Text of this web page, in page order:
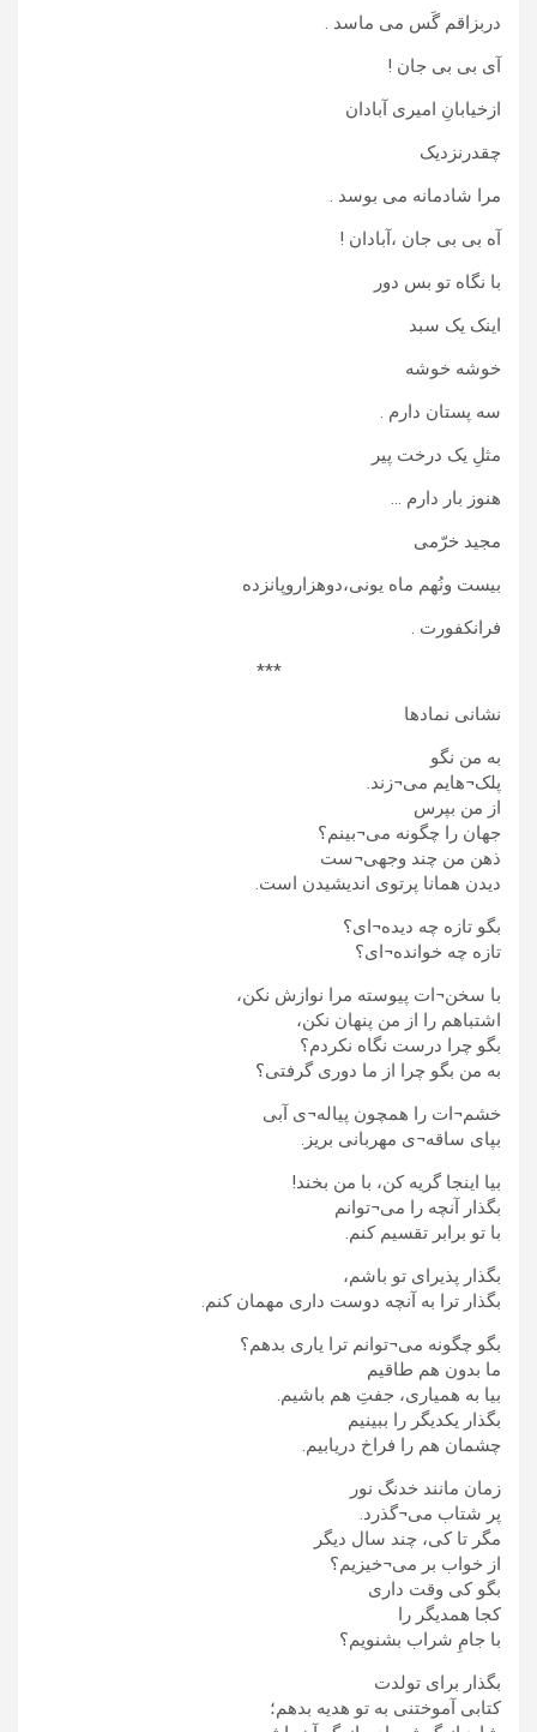
دربزاقم گَس می ماسد .
آی بی بی جان !
ازخیابانِ امیری آبادان
چقدرنزدیک
مرا شادمانه می بوسد .
آه بی بی جان ،آبادان !
با نگاه تو بس دور
اینک یک سبد
خوشه خوشه
سه پستان دارم .
مثلِ یک درخت پیر
هنوز بار دارم …
مجید خرّمی
بیست ونُهم ماه یونی،دوهزاروپانزده
فرانکفورت .
***
نشانی نمادها
به من نگو
پلک¬هایم می¬زند.
از من بپرس
جهان را چگونه می¬بینم؟
ذهن من چند وجهی¬ست
دیدن همانا پرتوی اندیشیدن است.
بگو تازه چه دیده¬ای؟
تازه چه خوانده¬ای؟
با سخن¬ات پیوسته مرا نوازش نکن،
اشتباهم را از من پنهان نکن،
بگو چرا درست نگاه نکردم؟
به من بگو چرا از ما دوری گرفتی؟
خشم¬ات را همچون پیاله¬ی آبی
بپای ساقه¬ی مهربانی بریز.
بیا اینجا گریه کن، با من بخند!
بگذار آنچه را می¬توانم
با تو برابر تقسیم کنم.
بگذار پذیرای تو باشم،
بگذار ترا به آنچه دوست داری مهمان کنم.
بگو چگونه می¬توانم ترا یاری بدهم؟
ما بدون هم طاقیم
بیا به همیاری، جفتِ هم باشیم.
بگذار یکدیگر را ببینیم
چشمان هم را فراخ دریابیم.
زمان مانند خدنگ نور
پر شتاب می¬گذرد.
مگر تا کی، چند سال دیگر
از خواب بر می¬خیزیم؟
بگو کی وقت داری
کجا همدیگر را
با جامِ شراب بشنویم؟
بگذار برای تولدت
کتابی آموختنی به تو هدیه بدهم؛